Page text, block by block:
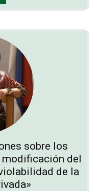
sobre los
modificación del
de la